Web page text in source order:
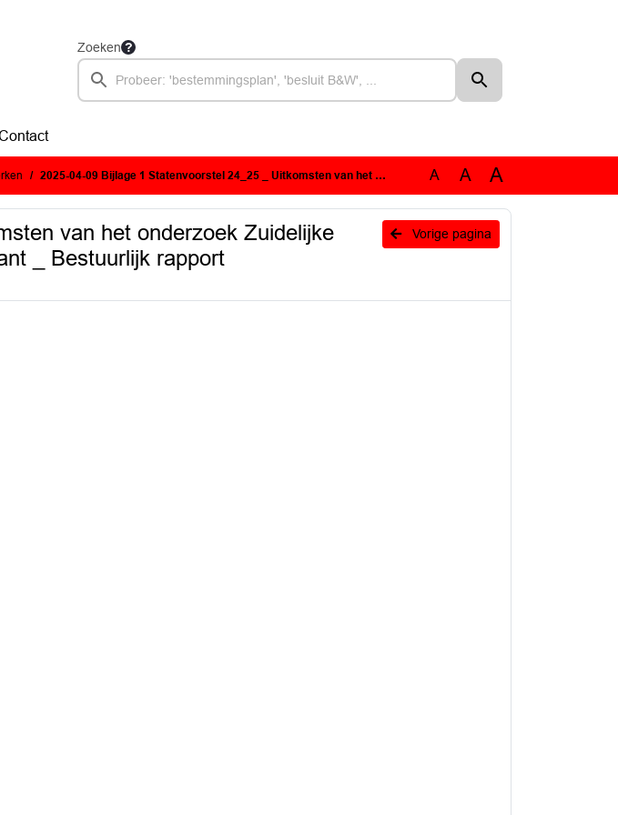
Zoeken
2025-04-09 Bijlage 1 Statenvoorstel 24_25 _ Uitkomsten van het onderzoek Zuidelijke Rekenkamer naar woningbouwopgave Noord-Brabant _ Bestuurlijk rapport woningbouwopgave Noord-Brabant A A A
Vorige pagina
van het onderzoek Zuidelijke
_ Bestuurlijk rapport